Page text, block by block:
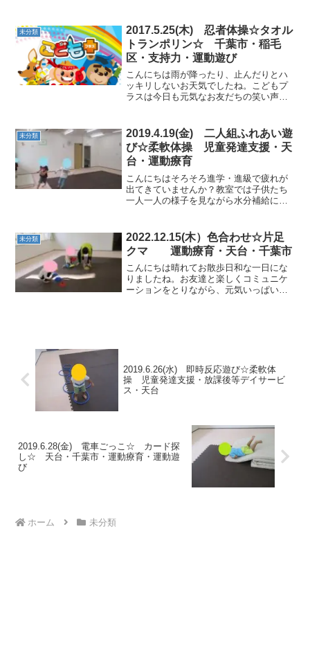
していくことで「次は何の運動かな？」
イキイキとした表情を見せ...
未分類
2017.5.25(木) 忍者体操☆タオル
トランポリン☆ 千葉市・稲毛
区・支持力・運動遊び
こんにちは雨が降ったり、止んだりとハ
ッキリしないお天気でしたね。こどもプ
ラスは今日も元気なお友だちの笑い声で
てお友だちとぶつからないように、くる
くる回りました。お友だ...
未分類
2019.4.19(金) 二人組ふれあい遊
び☆柔軟体操 児童発達支援・天
台・運動療育
こんにちはそろそろ進学・進級で疲れが
出てきていませんか？教室では子供たち
一人一人の様子を見ながら水分補給にも
指の間に手の指を入れてみたり、足指じ
ゃんけんも取り入れました...
未分類
2022.12.15(木）色合わせ☆片足
クマ 運動療育・天台・千葉市
こんにちは晴れてお散歩日和な一日にな
りましたね。お友達と楽しくコミュニケ
ーションをとりながら、元気いっぱい体
2019.6.26(水) 即時反応遊び☆柔軟体
操 児童発達支援・放課後等デイサービ
ス・天台
2019.6.28(金) 電車ごっこ☆ カード探
し☆ 天台・千葉市・運動療育・運動遊
び
ホーム 未分類